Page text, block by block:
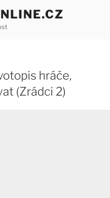
hráče,
(Zrádci 2)